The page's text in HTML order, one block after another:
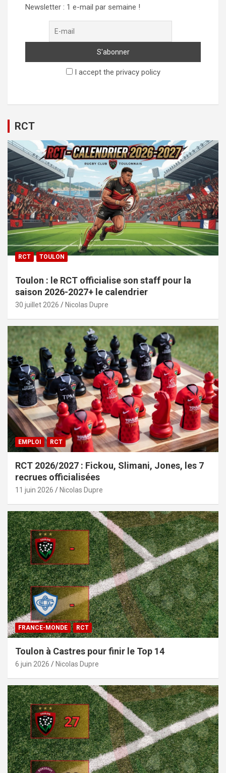
Newsletter : 1 e-mail par semaine !
I accept the privacy policy
RCT
RCT TOULON
Toulon : le RCT officialise son staff pour la
saison 2026-2027+ le calendrier
30 juillet 2026 Nicolas Dupre
EMPLOI RCT
RCT 2026/2027 : Fickou, Slimani, Jones, les 7
recrues officialisées
11 juin 2026 Nicolas Dupre
FRANCE-MONDE RCT
Toulon à Castres pour finir le Top 14
6 juin 2026 Nicolas Dupre